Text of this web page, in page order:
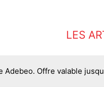
LES
Adebeo. Offre valable